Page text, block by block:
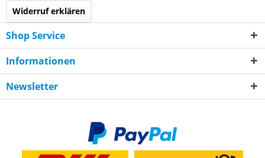
Widerruf erklären
Shop Service
Informationen
Newsletter